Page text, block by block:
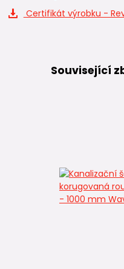
Certifikát výrobku -
Související